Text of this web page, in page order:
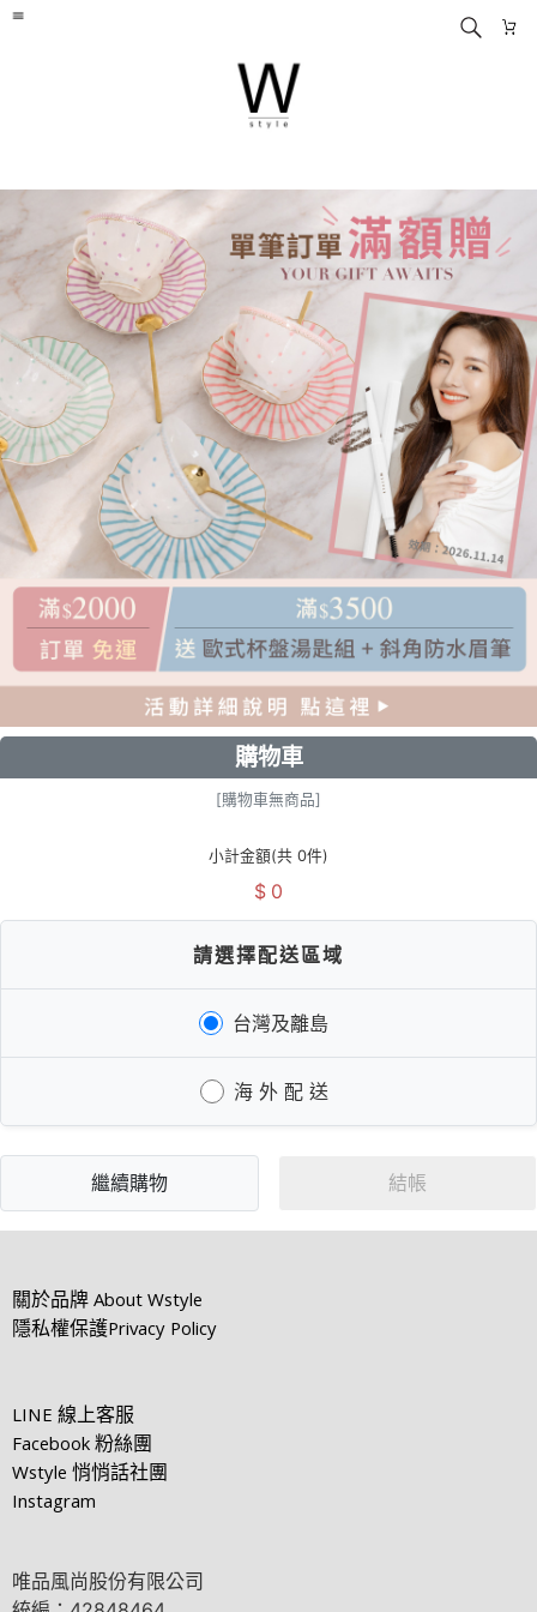
購物車
[購物車無商品]
小計金額(共 0件)
$ 0
請選擇配送區域
台灣及離島
海 外 配 送
繼續購物 結帳
關於品牌About Wstyle
隱私權保護Privacy Policy
LINE線上客服
Facebook粉絲團
Wstyle悄悄話社團
Instagram
唯品風尚股份有限公司